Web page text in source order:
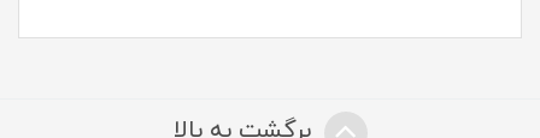
برگشت به بالا